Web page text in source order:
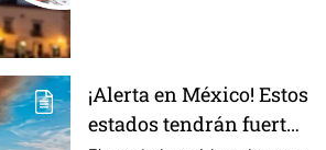
¡Alerta en México! Estos
estados tendrán fuertes